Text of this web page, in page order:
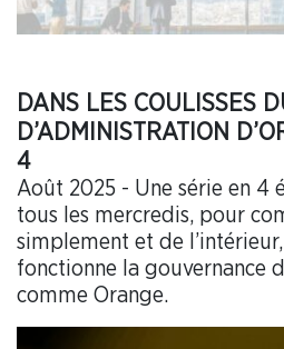
DANS LES COULISSES
D’ADMINISTRATION
4
Août 2025 - Une série en 4
tous les mercredis, pour
simplement et de
fonctionne la gouvernance
comme Orange.